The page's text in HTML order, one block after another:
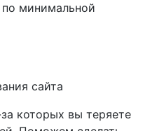
минимальной
сайта
которых вы теряете